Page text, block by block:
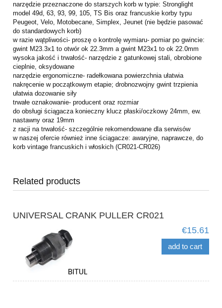
narzędzie przeznaczone do starszych korb w typie: Stronglight
model 49d, 63, 93, 99, 105, TS Bis oraz francuskie korby typu
Peugeot, Velo, Motobecane, Simplex, Jeunet (nie będzie pasować
do standardowych korb)
w razie wątpliwości- proszę o kontrolę wymiaru- pomiar po gwincie:
gwint M23.3x1 to otwór ok 22.3mm a gwint M23x1 to ok 22.0mm
wysoka jakość i trwałość- narzędzie z gatunkowej stali, obrobione
cieplnie, oksydowane
narzędzie ergonomiczne- radełkowana powierzchnia ułatwia
nakręcenie w początkowym etapie; drobnozwojny gwint trzpienia
ułatwia dozowanie siły
trwałe oznakowanie- producent oraz rozmiar
do obsługi ściągacza konieczny klucz płaski/oczkowy 24mm, ew.
nastawny oraz 19mm
z racji na trwałość- szczególnie rekomendowane dla serwisów
w naszej ofercie również inne ściągacze: awaryjne, naprawcze, do
korb vintage francuskich i włoskich (CR021-CR026)
Related products
UNIVERSAL CRANK PULLER CR021
€15.61
add to cart